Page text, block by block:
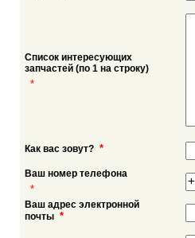
Список интересующих
запчастей (по 1 на строку)
*
Как вас зовут? *
Ваш номер телефона
*
Ваш адрес электронной
почты *